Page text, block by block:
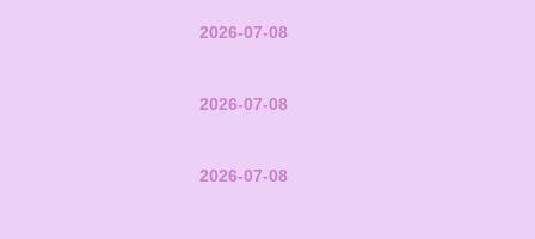
2026-07-08
2026-07-08
2026-07-08